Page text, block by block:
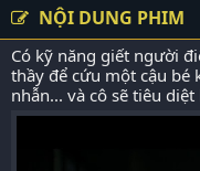
NỘI DUNG PHIM
Có kỹ năng giết người
thầy để cứu một cậu bé
nhẫn... và cô sẽ tiêu